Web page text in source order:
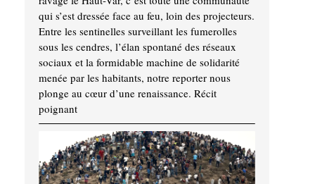
qui s’est dressée face au feu, loin des projecteurs.
Entre les sentinelles surveillant les fumerolles
sous les cendres, l’élan spontané des réseaux
sociaux et la formidable machine de solidarité
menée par les habitants, notre reporter nous
plonge au cœur d’une renaissance. Récit
poignant